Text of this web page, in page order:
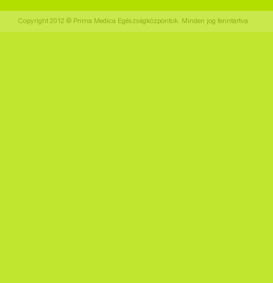
Copyright 2012 © Prima Medica Egészségközpontok. Minden jog fenntartva